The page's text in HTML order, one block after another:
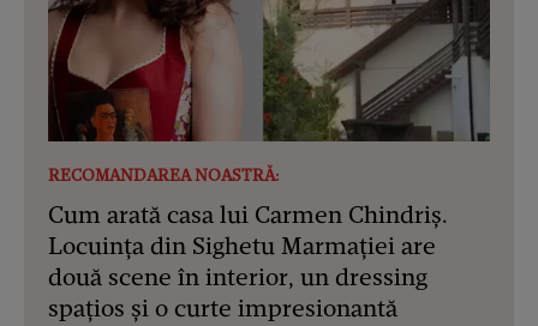
RECOMANDAREA NOASTRĂ:
Cum arată casa lui Carmen Chindriș.
Locuința din Sighetu Marmației are
două scene în interior, un dressing
spațios și o curte impresionantă